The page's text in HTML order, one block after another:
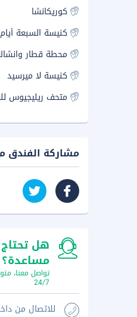
كوريكانشا
محطة قطار
كنيسة لا ميرسيد
متحف ريليجيوس
مشاركة الفندق
هل
مساعدة؟
تواصل معنا،
24/7
للاتصال من